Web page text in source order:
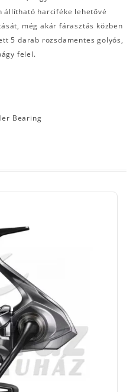
állítható harciféke lehetővé
még akár fárasztás közben
5 darab rozsdamentes golyós,
felel.
Bearing